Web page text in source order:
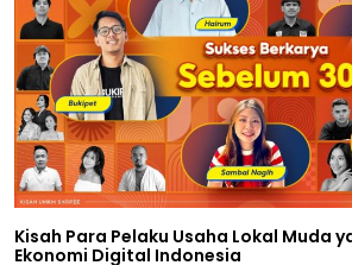
Kisah Para Pelaku Usaha Lokal Muda
Ekonomi Digital Indonesia